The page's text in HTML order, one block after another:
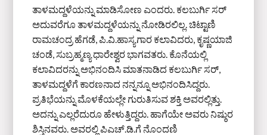
ತಾಳಮದ್ದಳೆಯನ್ನು ಮಾಡಿಸೋಣ ಎಂದರು. ಕಲಬುರ್ಗಿ ಸರ್
ಅದುವರೆಗೂ ತಾಳಮದ್ದಳೆಯನ್ನು ನೋಡಿರಲಿಲ್ಲ. ಚಿಟ್ಟಾಣಿ
ರಾಮಚಂದ್ರ ಹೆಗಡೆ, ಪಿ.ವಿ.ಹಾಸ್ಯಗಾರ ಕಲಾವಿದರು, ಕೃಷ್ಣಯಾಜಿ
ಚಂಡೆ, ಸುಬ್ರಹ್ಮಣ್ಯ ಧಾರೇಶ್ವರ ಭಾಗವತರು. ಕೊನೆಯಲ್ಲಿ
ಕಲಾವಿದರನ್ನು ಅಭಿನಂದಿಸಿ ಮಾತನಾಡಿದ ಕಲಬುರ್ಗಿ ಸರ್,
ತಾಳಮದ್ದಳೆಗೆ ಕಾರಣನಾದ ನನ್ನನ್ನೂ ಅಭಿನಂದಿಸಿದ್ದರು.
ಪ್ರತಿಭೆಯನ್ನು ಮೊಳಕೆಯಲ್ಲೇ ಗುರುತಿಸುವ ಶಕ್ತಿ ಅವರಲ್ಲಿತ್ತು.
ಅದನ್ನು ಎಲ್ಲರೆದುರೂ ಹೇಳುತ್ತಿದ್ದರು. ಹಾಗೆಯೇ ಅವರು ನಿಷ್ಠುರ
ಶಿಸ್ತಿನವರು. ಅವರಲ್ಲಿ ಪಿಎಚ್.ಡಿ.ಗೆ ನೊಂದಣಿ